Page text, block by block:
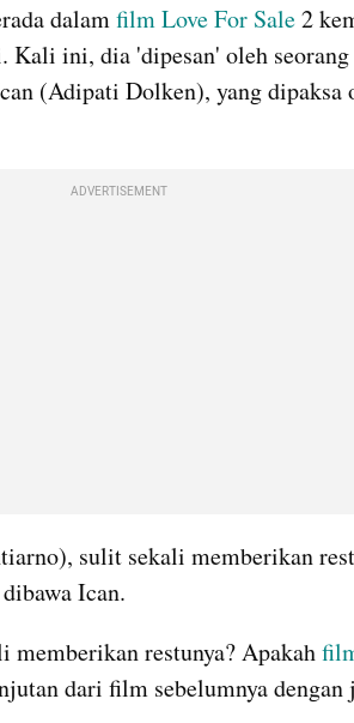
dalam film Love For Sale 2
Kali ini, dia 'dipesan' oleh
(Adipati Dolken), yang dipaksa
ADVERTISEMENT
sulit sekali memberikan
Ican.
memberikan restunya? Apakah
dari film sebelumnya dengan